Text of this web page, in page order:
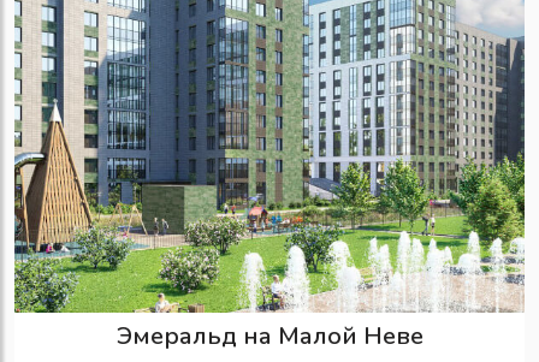
Эмеральд на Малой Неве